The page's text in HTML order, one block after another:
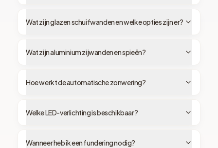
Wat zijn glazen schuifwanden en welke opties zijn er?
Wat zijn aluminium zijwanden en spieën?
Hoe werkt de automatische zonwering?
Welke LED-verlichting is beschikbaar?
Wanneer heb ik een fundering nodig?